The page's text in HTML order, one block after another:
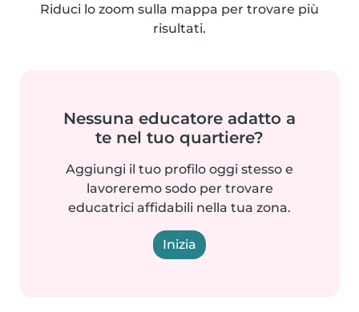
Riduci lo zoom sulla mappa per trovare più
risultati.
Nessuna educatore adatto a
te nel tuo quartiere?
Aggiungi il tuo profilo oggi stesso e
lavoreremo sodo per trovare
educatrici affidabili nella tua zona.
Inizia